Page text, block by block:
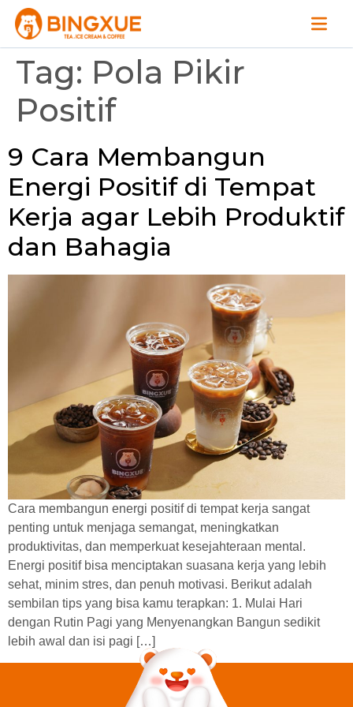
Tag: Pola Pikir
Positif
9 Cara Membangun
Energi Positif di Tempat
Kerja agar Lebih Produktif
dan Bahagia
Cara membangun energi positif di tempat kerja sangat
penting untuk menjaga semangat, meningkatkan
produktivitas, dan memperkuat kesejahteraan mental.
Energi positif bisa menciptakan suasana kerja yang lebih
sehat, minim stres, dan penuh motivasi. Berikut adalah
sembilan tips yang bisa kamu terapkan: 1. Mulai Hari
dengan Rutin Pagi yang Menyenangkan Bangun sedikit
lebih awal dan isi pagi […]